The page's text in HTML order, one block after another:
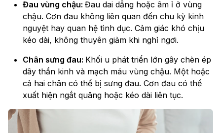
Đau vùng chậu: Đau dai dẳng hoặc âm ỉ ở vùng
chậu. Cơn đau không liên quan đến chu kỳ kinh
nguyệt hay quan hệ tình dục. Cảm giác khó chịu
kéo dài, không thuyên giảm khi nghỉ ngơi.
Chân sưng đau: Khối u phát triển lớn gây chèn ép
dây thần kinh và mạch máu vùng chậu. Một hoặc
cả hai chân có thể bị sưng đau. Cơn đau có thể
xuất hiện ngắt quãng hoặc kéo dài liên tục.